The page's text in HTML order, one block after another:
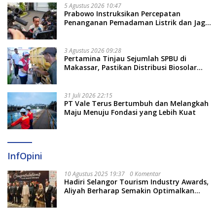
5 Agustus 2026 10:47
Prabowo Instruksikan Percepatan
Penanganan Pemadaman Listrik dan Jaga
3 Agustus 2026 09:28
Pertamina Tinjau Sejumlah SPBU di
Makassar, Pastikan Distribusi Biosolar
31 Juli 2026 22:15
PT Vale Terus Bertumbuh dan Melangkah
Maju Menuju Fondasi yang Lebih Kuat
InfOpini
10 Agustus 2025 19:37 0 Komentar
Hadiri Selangor Tourism Industry Awards,
Aliyah Berharap Semakin Optimalkan